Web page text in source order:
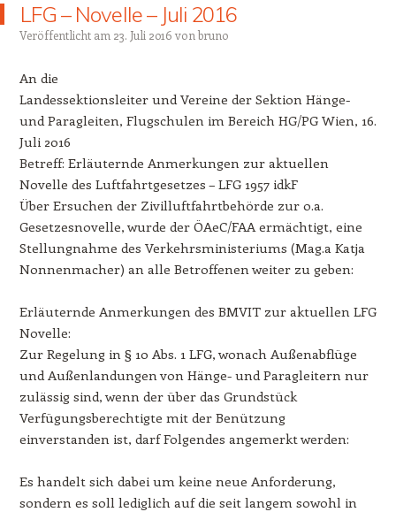
LFG – Novelle – Juli 2016
Veröffentlicht am 23. Juli 2016 von bruno
An die
Landessektionsleiter und Vereine der Sektion Hänge-
und Paragleiten, Flugschulen im Bereich HG/PG Wien, 16.
Juli 2016
Betreff: Erläuternde Anmerkungen zur aktuellen
Novelle des Luftfahrtgesetzes – LFG 1957 idkF
Über Ersuchen der Zivilluftfahrtbehörde zur o.a.
Gesetzesnovelle, wurde der ÖAeC/FAA ermächtigt, eine
Stellungnahme des Verkehrsministeriums (Mag.a Katja
Nonnenmacher) an alle Betroffenen weiter zu geben:
Erläuternde Anmerkungen des BMVIT zur aktuellen LFG
Novelle:
Zur Regelung in § 10 Abs. 1 LFG, wonach Außenabflüge
und Außenlandungen von Hänge- und Paragleitern nur
zulässig sind, wenn der über das Grundstück
Verfügungsberechtigte mit der Benützung
einverstanden ist, darf Folgendes angemerkt werden:
Es handelt sich dabei um keine neue Anforderung,
sondern es soll lediglich auf die seit langem sowohl in